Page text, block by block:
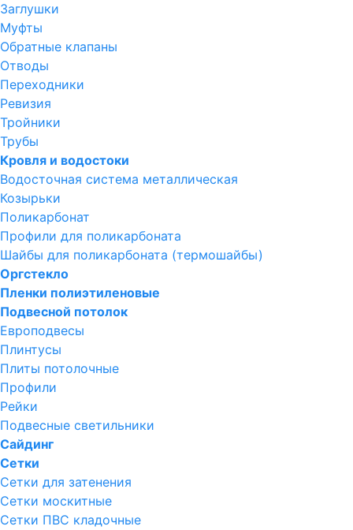
Заглушки
Муфты
Обратные клапаны
Отводы
Переходники
Ревизия
Тройники
Трубы
Кровля и водостоки
Водосточная система металлическая
Козырьки
Поликарбонат
Профили для поликарбоната
Шайбы для поликарбоната (термошайбы)
Оргстекло
Пленки полиэтиленовые
Подвесной потолок
Европодвесы
Плинтусы
Плиты потолочные
Профили
Рейки
Подвесные светильники
Сайдинг
Сетки
Сетки для затенения
Сетки москитные
Сетки ПВС кладочные